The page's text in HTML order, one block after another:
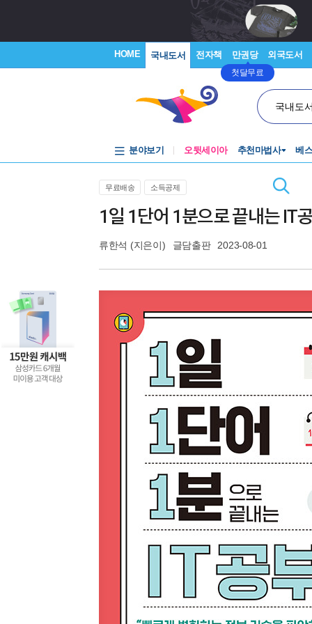
HOME 국내도서 전자책 만권당
첫달무료
외국도서
국내도
분야보기 오뒷세이아 추천마법사 베
무료배송 소득공제
1일 1단어 1분으로 끝내는 IT
류한석 (지은이) 글담출판 2023-08-01